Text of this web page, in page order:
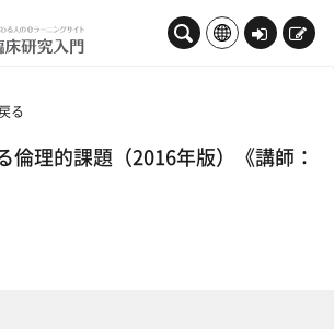
プする
ロ
新
る
倫理的課題（2016年版）《講師：